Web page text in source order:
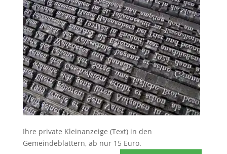
Ihre private Kleinanzeige (Text) in den
Gemeindeblättern, ab nur 15 Euro.